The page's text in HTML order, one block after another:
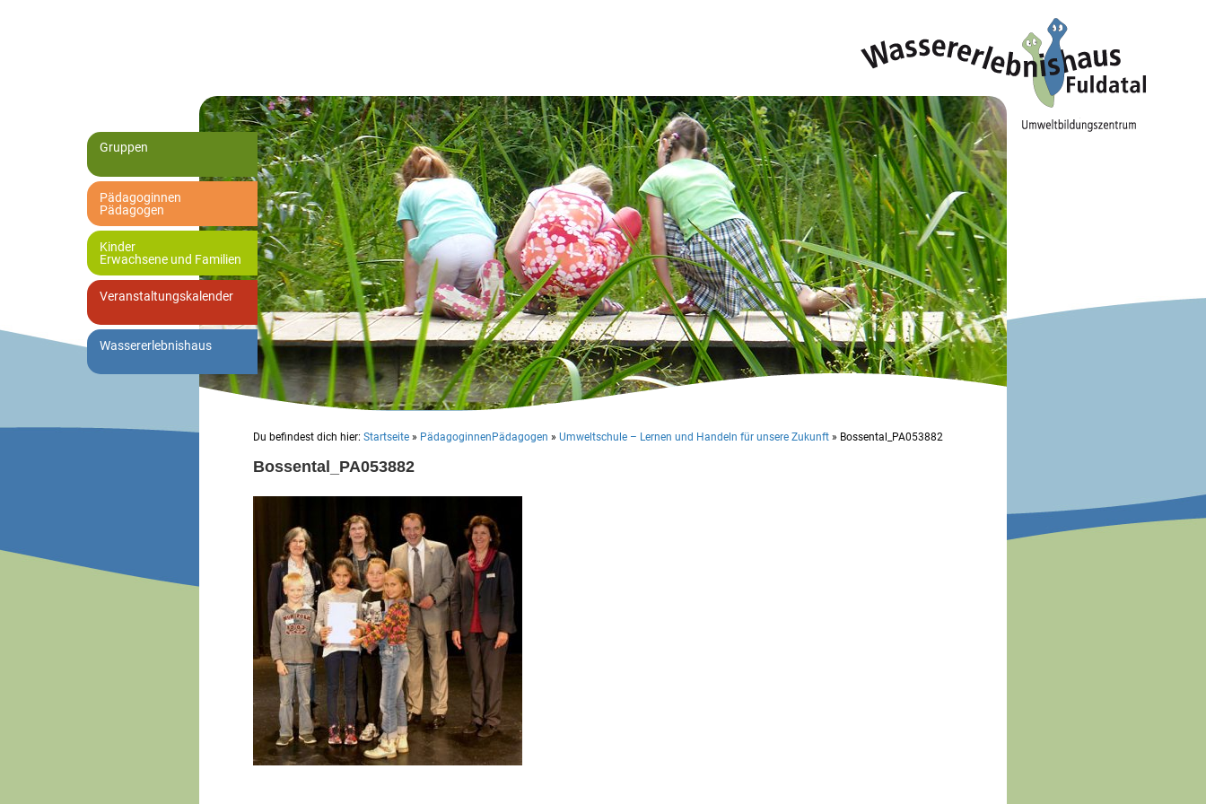
Gruppen
Pädagoginnen
Pädagogen
Kinder
Erwachsene und Familien
Veranstaltungskalender
Wassererlebnishaus
Du befindest dich hier: Startseite » PädagoginnenPädagogen » Umweltschule – Lernen und Handeln für unsere Zukunft » Bossental_PA053882
Bossental_PA053882